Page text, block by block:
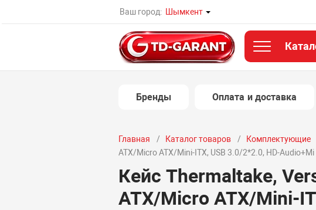
Ваш город: Шымкент
Бренды Оплата и доставка
Главная Каталог товаров Комплектующие
ATX/Micro ATX/Mini-ITX, USB 3.0/2*2.0, HD-Audio+Mi
Кейс Thermaltake,
ATX/Micro ATX/Mini-